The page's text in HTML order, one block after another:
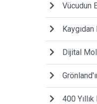
Vücudun
Dijital
400